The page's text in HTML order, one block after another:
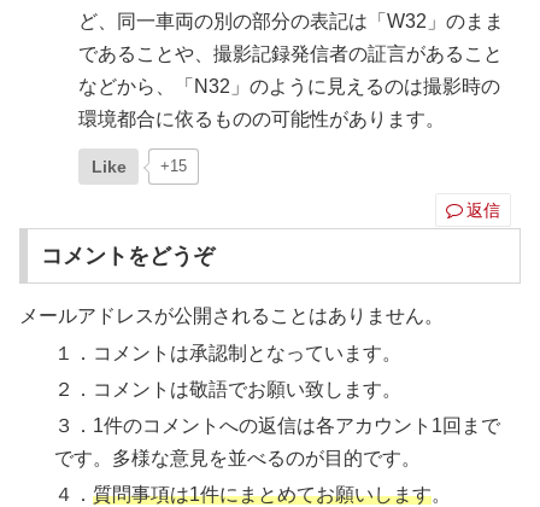
ど、同一車両の別の部分の表記は「W32」のまま
であることや、撮影記録発信者の証言があること
などから、「N32」のように見えるのは撮影時の
環境都合に依るものの可能性があります。
Like +15
返信
コメントをどうぞ
メールアドレスが公開されることはありません。
１．コメントは承認制となっています。
２．コメントは敬語でお願い致します。
３．1件のコメントへの返信は各アカウント1回まで
です。多様な意見を並べるのが目的です。
４．質問事項は1件にまとめてお願いします。